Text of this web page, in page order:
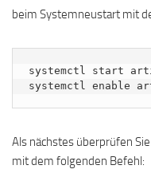
beim Systemneustart mit
systemctl start
systemctl enable
Als nächstes überprüfen
mit dem folgenden Befehl: